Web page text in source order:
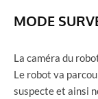
MODE
La caméra du
Le robot va
suspecte et ainsi